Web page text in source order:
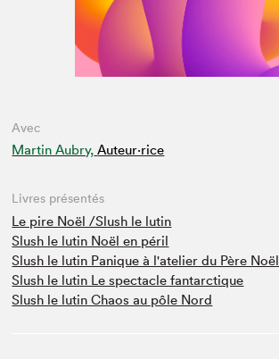
Avec
Martin Aubry, Auteur·rice
Livres présentés
Le pire Noël /Slush le lutin
Slush le lutin Noël en péril
Slush le lutin Panique à l'atelier du Père Noël
Slush le lutin Le spectacle fantarctique
Slush le lutin Chaos au pôle Nord